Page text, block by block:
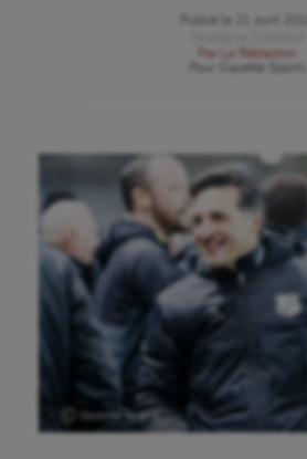
Publié le
21 avril 2018
Par
La Rédaction
Gazette Sports
Ⓒ Gazette Sports